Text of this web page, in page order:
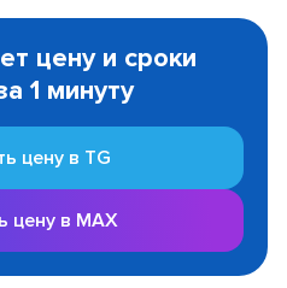
цену и сроки
1 минуту
цену в TG
цену в MAX